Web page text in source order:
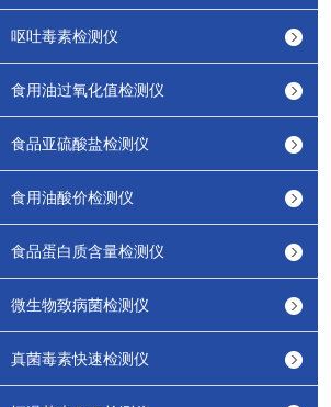
呕吐毒素检测仪
食用油过氧化值检测仪
食品亚硫酸盐检测仪
食用油酸价检测仪
食品蛋白质含量检测仪
微生物致病菌检测仪
真菌毒素快速检测仪